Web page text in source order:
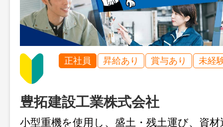
正社員 昇給あり 賞与あり 未経
豊拓建設工業株式会社
小型重機を使用し、盛土・残土運び、資